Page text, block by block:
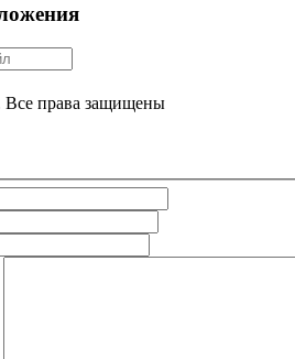
Все права защищены